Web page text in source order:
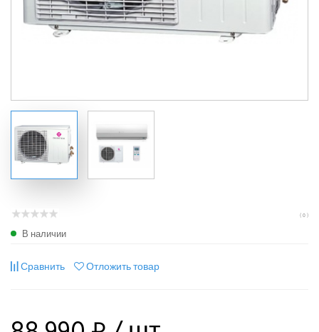
( 0 )
В наличии
Сравнить Отложить товар